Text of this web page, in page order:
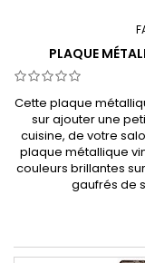
PLAQUE
Cette plaque
sur ajouter une
cuisine, de votre
plaque métallique
couleurs brillantes
gaufrés de